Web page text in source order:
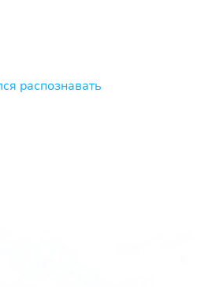
распознавать